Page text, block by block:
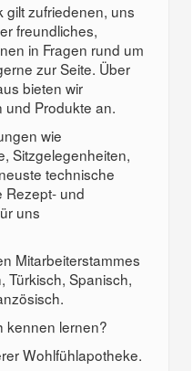
gilt zufriedenen, uns
freundliches,
in Fragen rund um
zur Seite. Über
bieten wir
und Produkte an.
wie
Sitzgelegenheiten,
technische
Rezept- und
uns
Mitarbeiterstammes
Türkisch, Spanisch,
kennen lernen?
Wohlfühlapotheke.